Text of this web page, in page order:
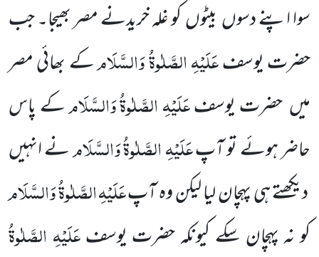
سوا اپنے دسوں بیٹوں کو غلہ خریدنے مصر بھیجا۔ جب
حضرت یوسفعَلَیْہِ الصَّلٰوۃُ وَالسَّلَامکے بھائی مصر
میں حضرت یوسفعَلَیْہِ الصَّلٰوۃُ وَالسَّلَامکے پاس
حاضر ہوئے تو آپعَلَیْہِ الصَّلٰوۃُ وَالسَّلَامنے انہیں
دیکھتے ہی پہچان لیا لیکن وہ آپعَلَیْہِ الصَّلٰوۃُ وَالسَّلَام
کو نہ پہچان سکے کیونکہ حضرت یوسفعَلَیْہِ الصَّلٰوۃُ